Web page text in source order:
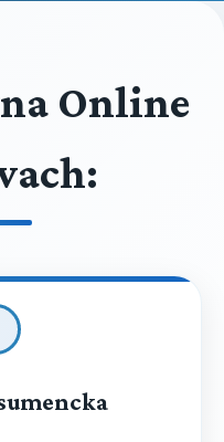
Online